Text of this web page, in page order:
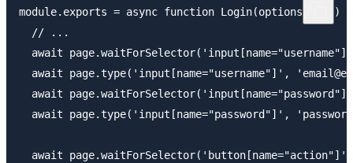
module.exports = async function Login(options = {}) {
  // ...
await
await page.type('input[name="username"]',
await
await page.type('input[name="password"]',
await